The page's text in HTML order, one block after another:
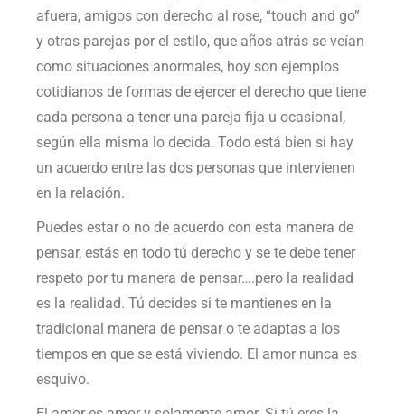
afuera, amigos con derecho al rose, “touch and go”
y otras parejas por el estilo, que años atrás se veían
como situaciones anormales, hoy son ejemplos
cotidianos de formas de ejercer el derecho que tiene
cada persona a tener una pareja fija u ocasional,
según ella misma lo decida. Todo está bien si hay
un acuerdo entre las dos personas que intervienen
en la relación.
Puedes estar o no de acuerdo con esta manera de
pensar, estás en todo tú derecho y se te debe tener
respeto por tu manera de pensar….pero la realidad
es la realidad. Tú decides si te mantienes en la
tradicional manera de pensar o te adaptas a los
tiempos en que se está viviendo. El amor nunca es
esquivo.